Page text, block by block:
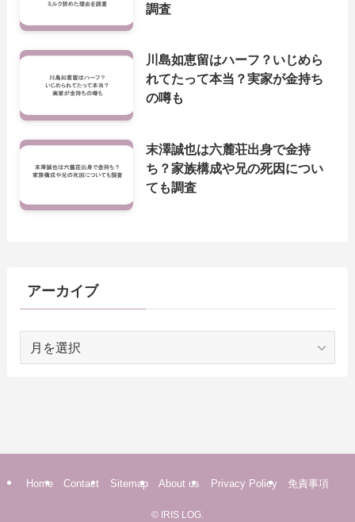
調査
川島如恵留はハーフ？いじめら
れてたって本当？実家が金持ち
の噂も
末澤誠也は六麓荘出身で金持
ち？家族構成や兄の死因につい
ても調査
アーカイブ
Home Contact Sitemap About us Privacy Policy 免責事項
© IRIS LOG.